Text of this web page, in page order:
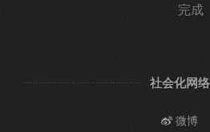
完成
社会化网络
微博